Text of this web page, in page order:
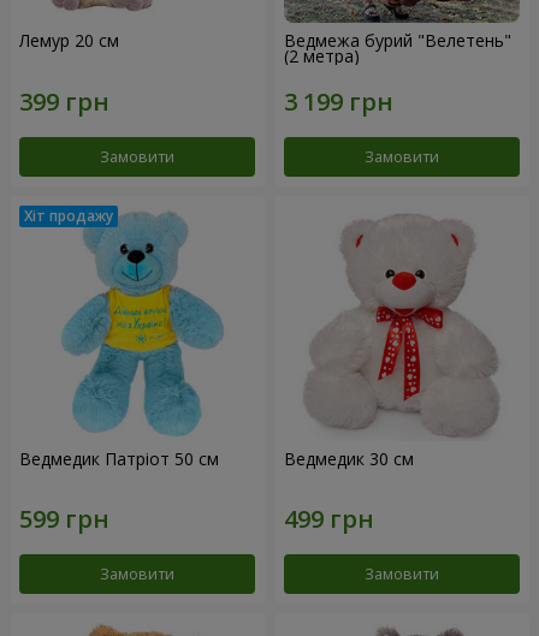
Лемур 20 см
Замовити
Ведмежа бурий "Велетень"
(2 метра)
Замовити
Ведмедик Патріот 50 см
Замовити
Ведмедик 30 см
Замовити